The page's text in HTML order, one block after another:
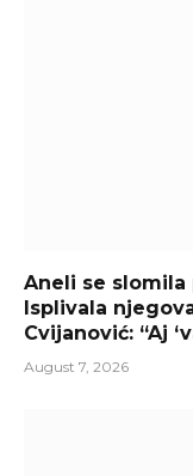
Aneli se slomila
Isplivala
Cvijanović: “Aj
August 7, 2026